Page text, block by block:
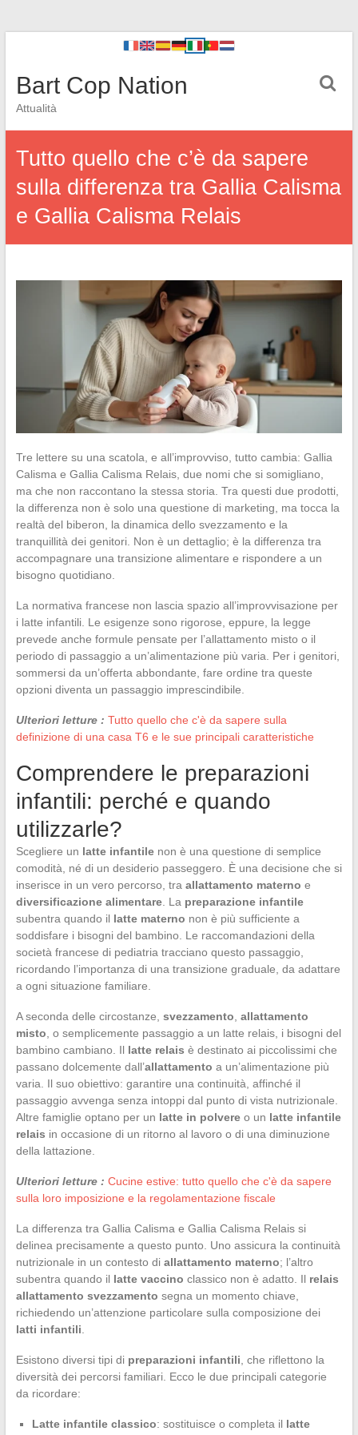
Bart Cop Nation
Attualità
Tutto quello che c’è da sapere
sulla differenza tra Gallia Calisma
e Gallia Calisma Relais
Tre lettere su una scatola, e all’improvviso, tutto cambia: Gallia
Calisma e Gallia Calisma Relais, due nomi che si somigliano,
ma che non raccontano la stessa storia. Tra questi due prodotti,
la differenza non è solo una questione di marketing, ma tocca la
realtà del biberon, la dinamica dello svezzamento e la
tranquillità dei genitori. Non è un dettaglio; è la differenza tra
accompagnare una transizione alimentare e rispondere a un
bisogno quotidiano.
La normativa francese non lascia spazio all’improvvisazione per
i latte infantili. Le esigenze sono rigorose, eppure, la legge
prevede anche formule pensate per l’allattamento misto o il
periodo di passaggio a un’alimentazione più varia. Per i genitori,
sommersi da un’offerta abbondante, fare ordine tra queste
opzioni diventa un passaggio imprescindibile.
Ulteriori letture : Tutto quello che c'è da sapere sulla
definizione di una casa T6 e le sue principali caratteristiche
Comprendere le preparazioni
infantili: perché e quando
utilizzarle?
Scegliere un latte infantilenon è una questione di semplice
comodità, né di un desiderio passeggero. È una decisione che si
inserisce in un vero percorso, tra allattamento materno e
diversificazione alimentare. La preparazione infantile
subentra quando il latte materno non è più sufficiente a
soddisfare i bisogni del bambino. Le raccomandazioni della
società francese di pediatria tracciano questo passaggio,
ricordando l’importanza di una transizione graduale, da adattare
a ogni situazione familiare.
A seconda delle circostanze, svezzamento allattamento
misto , o semplicemente passaggio a un latte relais, i bisogni del
bambino cambiano. Il latte relais è destinato ai piccolissimi che
passano dolcemente dall’allattamento a un’alimentazione più
varia. Il suo obiettivo: garantire una continuità, affinché il
passaggio avvenga senza intoppi dal punto di vista nutrizionale.
Altre famiglie optano per un latte in polvereo un latte infantile
relais in occasione di un ritorno al lavoro o di una diminuzione
della lattazione.
Ulteriori letture : Cucine estive: tutto quello che c'è da sapere
sulla loro imposizione e la regolamentazione fiscale
La differenza tra Gallia Calisma e Gallia Calisma Relais si
delinea precisamente a questo punto. Uno assicura la continuità
nutrizionale in un contesto di allattamento materno; l’altro
subentra quando il latte vaccino classico non è adatto. Il relais
allattamento svezzamento segna un momento chiave,
richiedendo un’attenzione particolare sulla composizione dei
latti infantili
Esistono diversi tipi di preparazioni infantili , che riflettono la
diversità dei percorsi familiari. Ecco le due principali categorie
da ricordare:
Latte infantile classico: sostituisce o completa il latte